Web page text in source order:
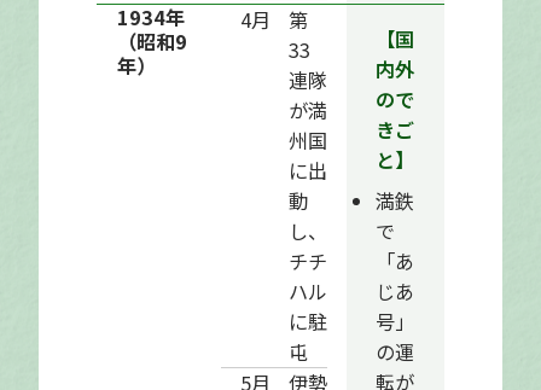
1934年
（昭和9
年）
4月
第
33
連隊
が満
州国
に出
動
し、
チチ
ハル
に駐
屯
5月
伊勢
【国
内外
ので
きご
と】
満鉄
で
「あ
じあ
号」
の運
転が